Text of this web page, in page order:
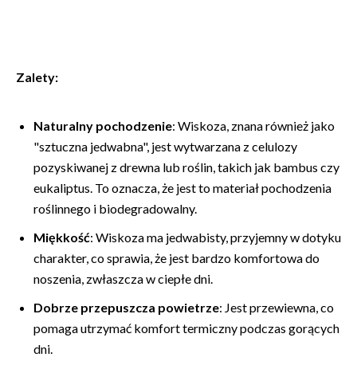
Zalety:
Naturalny pochodzenie: Wiskoza, znana również jako
"sztuczna jedwabna", jest wytwarzana z celulozy
pozyskiwanej z drewna lub roślin, takich jak bambus czy
eukaliptus. To oznacza, że jest to materiał pochodzenia
roślinnego i biodegradowalny.
Miękkość: Wiskoza ma jedwabisty, przyjemny w dotyku
charakter, co sprawia, że jest bardzo komfortowa do
noszenia, zwłaszcza w ciepłe dni.
Dobrze przepuszcza powietrze: Jest przewiewna, co
pomaga utrzymać komfort termiczny podczas gorących
dni.